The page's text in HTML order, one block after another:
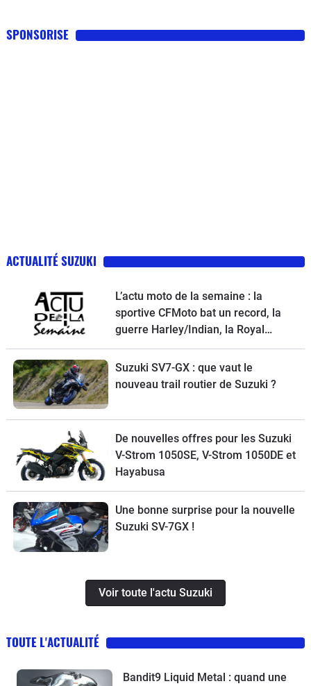
SPONSORISE
ACTUALITÉ SUZUKI
L’actu moto de la semaine : la
sportive CFMoto bat un record, la
guerre Harley/Indian, la Royal
Enfield Bullet 650, une nouvelle
moto de cross Ducati et la Suzuki
SV-7GX à l’essai
Suzuki SV7-GX : que vaut le
nouveau trail routier de Suzuki ?
De nouvelles offres pour les Suzuki
V-Strom 1050SE, V-Strom 1050DE et
Hayabusa
Une bonne surprise pour la nouvelle
Suzuki SV-7GX !
Voir toute l'actu Suzuki
TOUTE L'ACTUALITÉ
Bandit9 Liquid Metal : quand une